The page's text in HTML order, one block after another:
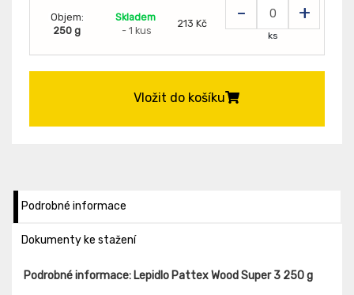
Objem:
250 g
Skladem
- 1 kus
213 Kč - +
ks
Vložit do košíku
Podrobné informace
Dokumenty ke stažení
Podrobné informace: Lepidlo Pattex Wood Super 3 250 g